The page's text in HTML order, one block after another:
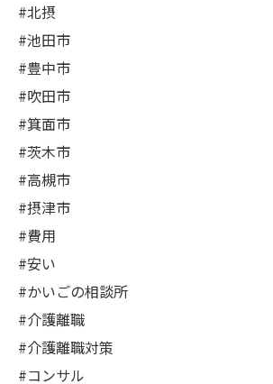
#北摂
#池田市
#豊中市
#吹田市
#箕面市
#茨木市
#高槻市
#摂津市
#費用
#安い
#かいごの相談所
#介護離職
#介護離職対策
#コンサル